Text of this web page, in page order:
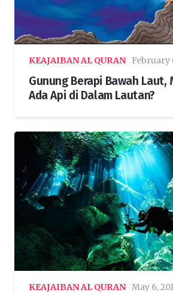
KEAJAIBAN AL QURAN February
Gunung Berapi Bawah Laut,
Ada Api di Dalam Lautan?
KEAJAIBAN AL QURAN May 6,